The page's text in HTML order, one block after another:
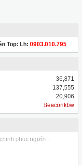
Top: Lh: 0903.010.795
36,871
137,555
20,906
Beaconkbw
phục người...